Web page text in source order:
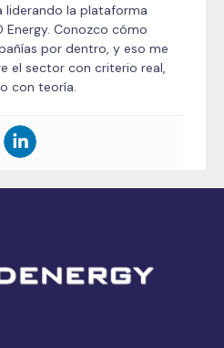
liderando la plataforma
Energy. Conozco cómo
por dentro, y eso me
el sector con criterio real,
con teoría.